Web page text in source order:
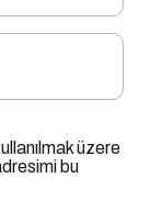
üzere
bu